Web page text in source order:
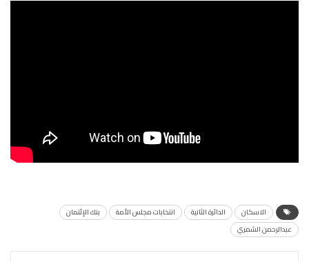
الاسكان الدائرة الثانية انتخابات مجلس الأمة
بنك الإئتمان
عبدالرحمن الشمري